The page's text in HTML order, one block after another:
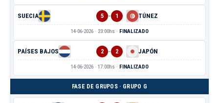
SUECIA 5 - 1 TÚNEZ
14-06-2026 · 23:00hs · FINALIZADO
PAÍSES BAJOS 2 - 2 JAPÓN
14-06-2026 · 17:00hs · FINALIZADO
FASE DE GRUPOS · GRUPO G